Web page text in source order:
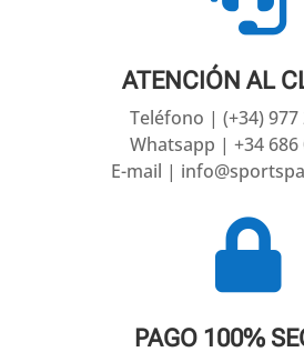
ATENCIÓN AL
Teléfono | (+34) 977
Whatsapp | +34 686
E-mail |

PAGO 100%